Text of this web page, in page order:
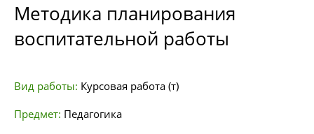
Методика планирования
воспитательной работы
Вид работы: Курсовая работа (т)
Предмет: Педагогика